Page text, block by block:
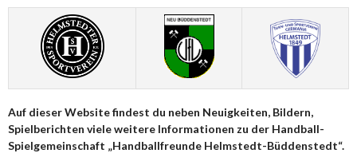
Auf dieser Website findest du neben Neuigkeiten, Bildern,
Spielberichten viele weitere Informationen zu der Handball-
Spielgemeinschaft „Handballfreunde Helmstedt-Büddenstedt“.